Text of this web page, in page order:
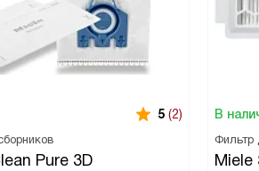
5 (2)
Pure 3D
В
Фильтр
Miele